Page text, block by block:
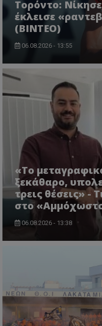
Τορόντο:
έκλεισε
(ΒΙΝΤΕΟ)
06.08.2026 - 13:55
«Το
ξεκάθαρο,
τρεις θέσεις» -
στο
06.08.2026 - 13:38